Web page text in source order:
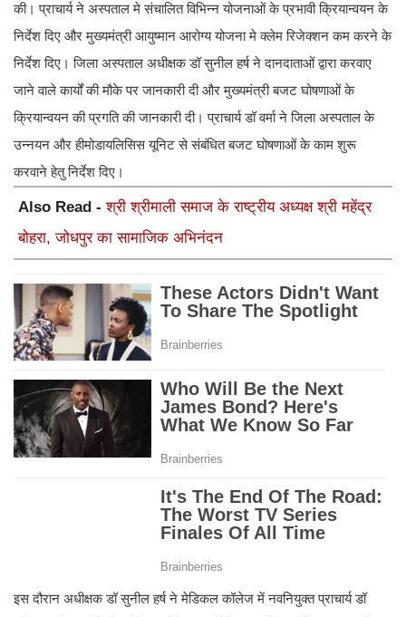
की। प्राचार्य ने अस्पताल मे संचालित विभिन्न योजनाओं के प्रभावी क्रियान्वयन के
निर्देश दिए और मुख्यमंत्री आयुष्मान आरोग्य योजना मे क्लेम रिजेक्शन कम करने के
निर्देश दिए। जिला अस्पताल अधीक्षक डॉ सुनील हर्ष ने दानदाताओं द्वारा करवाए
जाने वाले कार्यों की मौके पर जानकारी दी और मुख्यमंत्री बजट घोषणाओं के
क्रियान्वयन की प्रगति की जानकारी दी। प्राचार्य डॉ वर्मा ने जिला अस्पताल के
उन्नयन और हीमोडायलिसिस यूनिट से संबंधित बजट घोषणाओं के काम शुरू
करवाने हेतु निर्देश दिए।
Also Read -श्री श्रीमाली समाज के राष्ट्रीय अध्यक्ष श्री महेंद्र
बोहरा, जोधपुर का सामाजिक अभिनंदन
इस दौरान अधीक्षक डॉ सुनील हर्ष ने मेडिकल कॉलेज में नवनियुक्त प्राचार्य डॉ